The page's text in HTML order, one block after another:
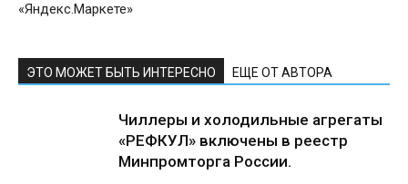
«Яндекс.Маркете»
ЭТО МОЖЕТ БЫТЬ ИНТЕРЕСНО ЕЩЕ ОТ АВТОРА
Чиллеры и холодильные агрегаты
«РЕФКУЛ» включены в реестр
Минпромторга России.